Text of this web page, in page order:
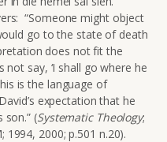
“Someone might object
go to the state of death
does not fit the
say, ‘I shall go where he
is the language of
expectation that he
(Systematic Theology;
1994, 2000; p.501 n.20).